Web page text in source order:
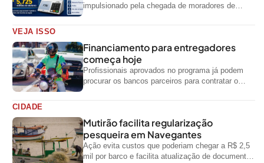
impulsionado pela chegada de moradores de
VEJA ISSO
Financiamento para entregadores
começa hoje
Profissionais aprovados no programa já podem
procurar os bancos parceiros para contratar o
CIDADE
Mutirão facilita regularização
pesqueira em Navegantes
Ação evita custos que poderiam chegar a R$ 2,5
mil por barco e facilita atualização de documentos